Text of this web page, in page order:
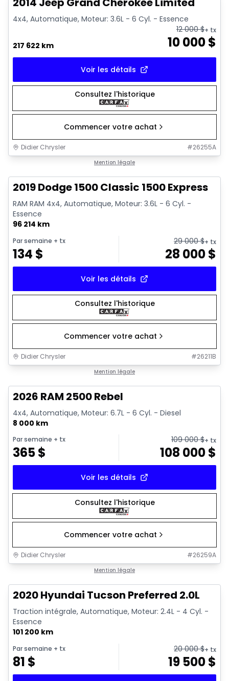
4x4, Automatique, Moteur: 3.6L - 6 Cyl. - Essence
217 622 km 10 000$
12 000$+ tx
Voir les détails
Consultez l'historique
Commencer votre achat
Didier Chrysler #26255A
Mention légale
2019 Dodge 1500 Classic 1500 Express
RAM RAM 4x4, Automatique, Moteur: 3.6L - 6 Cyl. -
Essence
96 214 km
Par semaine + tx
134 $
29 000$+ tx
28 000$
Voir les détails
Consultez l'historique
Commencer votre achat
Didier Chrysler #26211B
Mention légale
2026 RAM 2500 Rebel
4x4, Automatique, Moteur: 6.7L - 6 Cyl. - Diesel
8 000 km
Par semaine + tx
365$
109 000$+ tx
108 000$
Voir les détails
Consultez l'historique
Commencer votre achat
Didier Chrysler #26259A
Mention légale
2020 Hyundai Tucson Preferred 2.0L
Traction intégrale, Automatique, Moteur: 2.4L - 4 Cyl. -
Essence
101 200 km
Par semaine + tx
81 $
20 000$+ tx
19 500$